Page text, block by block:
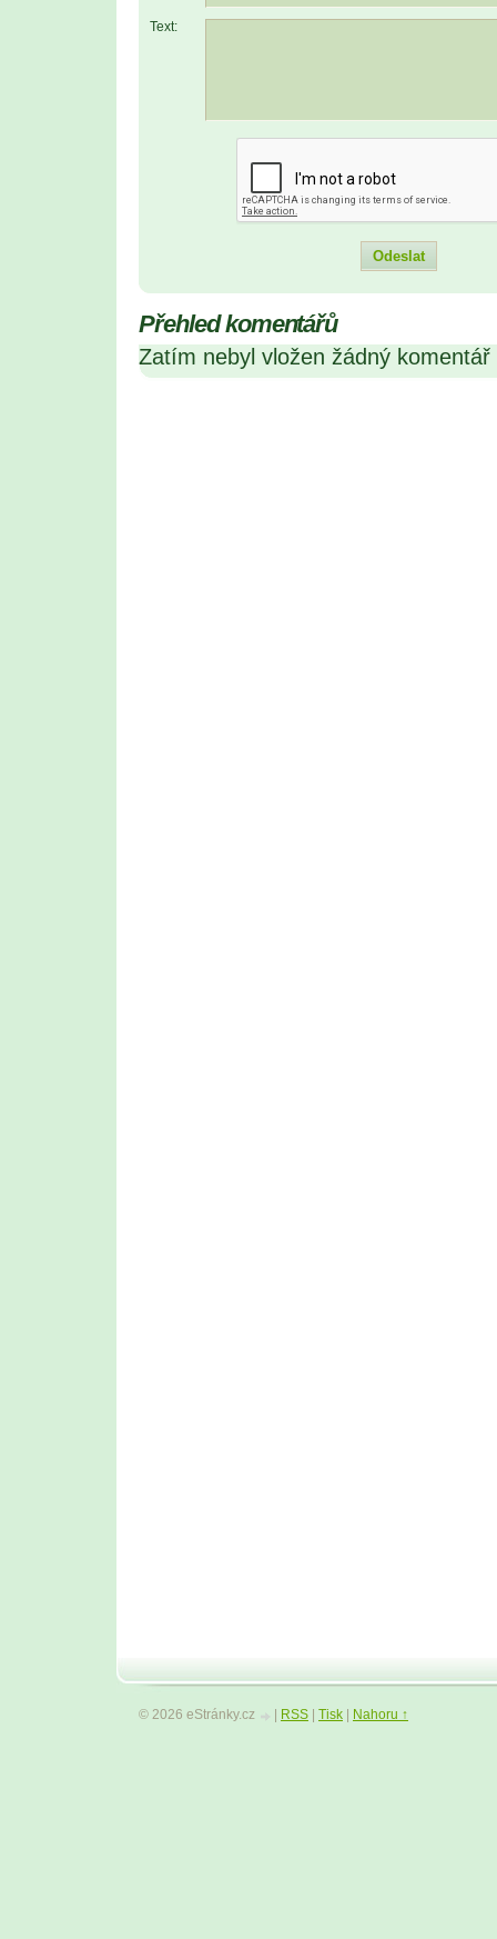
Text:
Přehled komentářů
Zatím nebyl vložen žádný komentář
© 2026 eStránky.cz RSS Tisk Nahoru ↑